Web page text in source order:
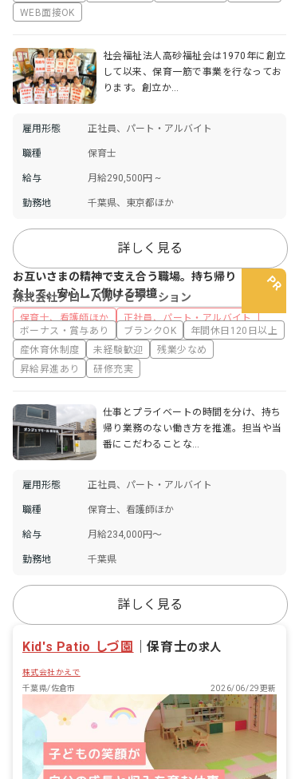
WEB面接OK
社会福祉法人高砂福祉会は1970年に創立
して以来、保育一筋で事業を行なってお
ります。創立か…
雇用形態 正社員、パート・アルバイト
職種 保育士
給与 月給290,500円 ~
勤務地 千葉県、東京都ほか
詳しく見る
株式会社グローバルナビゲーション
保育士、看護師ほか 正社員、パート・アルバイト
お互いさまの精神で支え合う職場。持ち帰り
なしで、安心して働ける環境
ボーナス・賞与あり ブランクOK
年間休日120日以上
産休育休制度
未経験歓迎
残業少なめ
昇給昇進あり
研修充実
仕事とプライベートの時間を分け、持ち
帰り業務のない働き方を推進。担当や当
番にこだわることな…
雇用形態 正社員、パート・アルバイト
職種 保育士、看護師ほか
給与 月給234,000円〜
勤務地 千葉県
詳しく見る
Kid's Patio しづ園 ｜保育士の求人
株式会社かえで
千葉県/佐倉市
2026/06/29更新